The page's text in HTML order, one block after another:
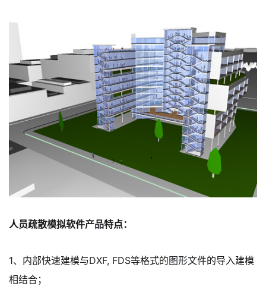
人员疏散模拟软件产品特点：
1、内部快速建模与DXF, FDS等格式的图形文件的导入建模
相结合；